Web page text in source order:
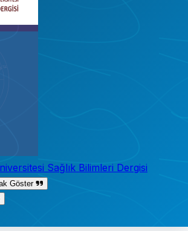
Sağlık Bilimleri Dergisi
Göster